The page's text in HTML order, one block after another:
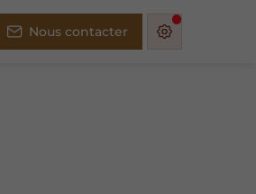
Nous contacter